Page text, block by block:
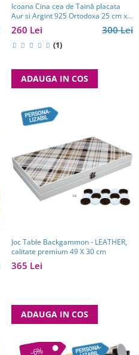
Icoana Cina cea de Taină placata
Aur si Argint 925 Ortodoxa 25 cm x
19 cm - Meteora - Made in Grecia
300 Lei
260 Lei
(1)
ADAUGA IN COS
Joc Table Backgammon - LEATHER,
calitate premium 49 X 30 cm
365 Lei
ADAUGA IN COS
-6%